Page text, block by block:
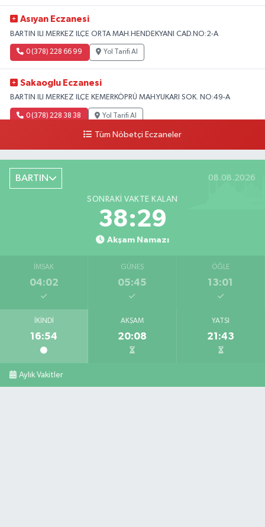
Asıyan Eczanesi
BARTIN ILI MERKEZ ILÇE ORTA MAH.HENDEKYANI CAD.NO:2-A
0 (378) 228 66 99 Yol Tarifi Al
Sakaoglu Eczanesi
BARTIN ILI MERKEZ ILÇE KEMERKÖPRÜ MAH.YUKARI SOK. NO:49-A
0 (378) 228 38 38 Yol Tarifi Al
Tüm Nöbetçi Eczaneler
BARTIN 08.08.2026
SONRAKI VAKTE KALAN
38:28
Akşam Namazı
İMSAK
04:02
GÜNEŞ
05:45
ÖĞLE
13:01
İKINDI
16:54
AKŞAM
20:08
YATSI
21:43
Aylık Vakitler